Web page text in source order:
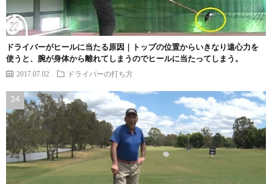
ドライバーがヒールに当たる原因｜トップの位置からいきなり遠心力を
使うと、腕が身体から離れてしまうのでヒールに当たってしまう。
2017.07.02 ドライバーの打ち方